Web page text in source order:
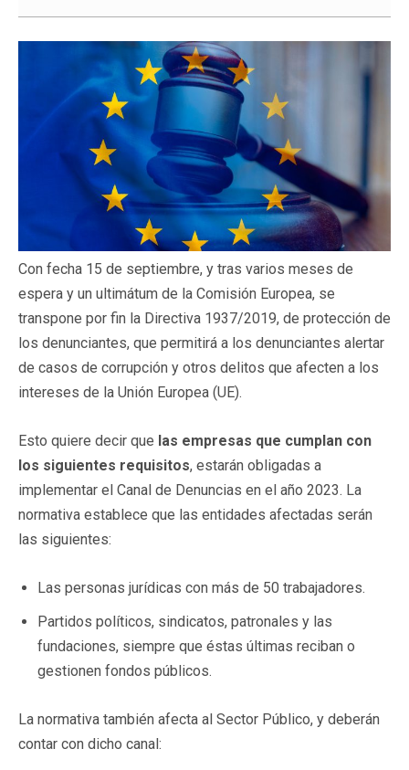
Con fecha 15 de septiembre, y tras varios meses de
espera y un ultimátum de la Comisión Europea, se
transpone por fin la Directiva 1937/2019, de protección de
los denunciantes, que permitirá a los denunciantes alertar
de casos de corrupción y otros delitos que afecten a los
intereses de la Unión Europea (UE).
Esto quiere decir que las empresas que cumplan con
los siguientes requisitos, estarán obligadas a
implementar el Canal de Denuncias en el año 2023. La
normativa establece que las entidades afectadas serán
las siguientes:
Las personas jurídicas con más de 50 trabajadores.
Partidos políticos, sindicatos, patronales y las
fundaciones, siempre que éstas últimas reciban o
gestionen fondos públicos.
La normativa también afecta al Sector Público, y deberán
contar con dicho canal: